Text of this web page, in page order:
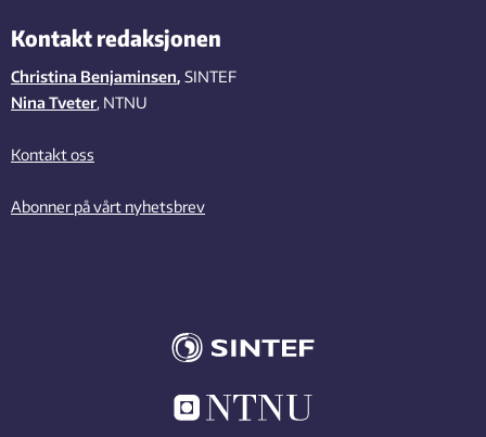
Kontakt redaksjonen
Christina Benjaminsen, SINTEF
Nina Tveter, NTNU
Kontakt oss
Abonner på vårt nyhetsbrev